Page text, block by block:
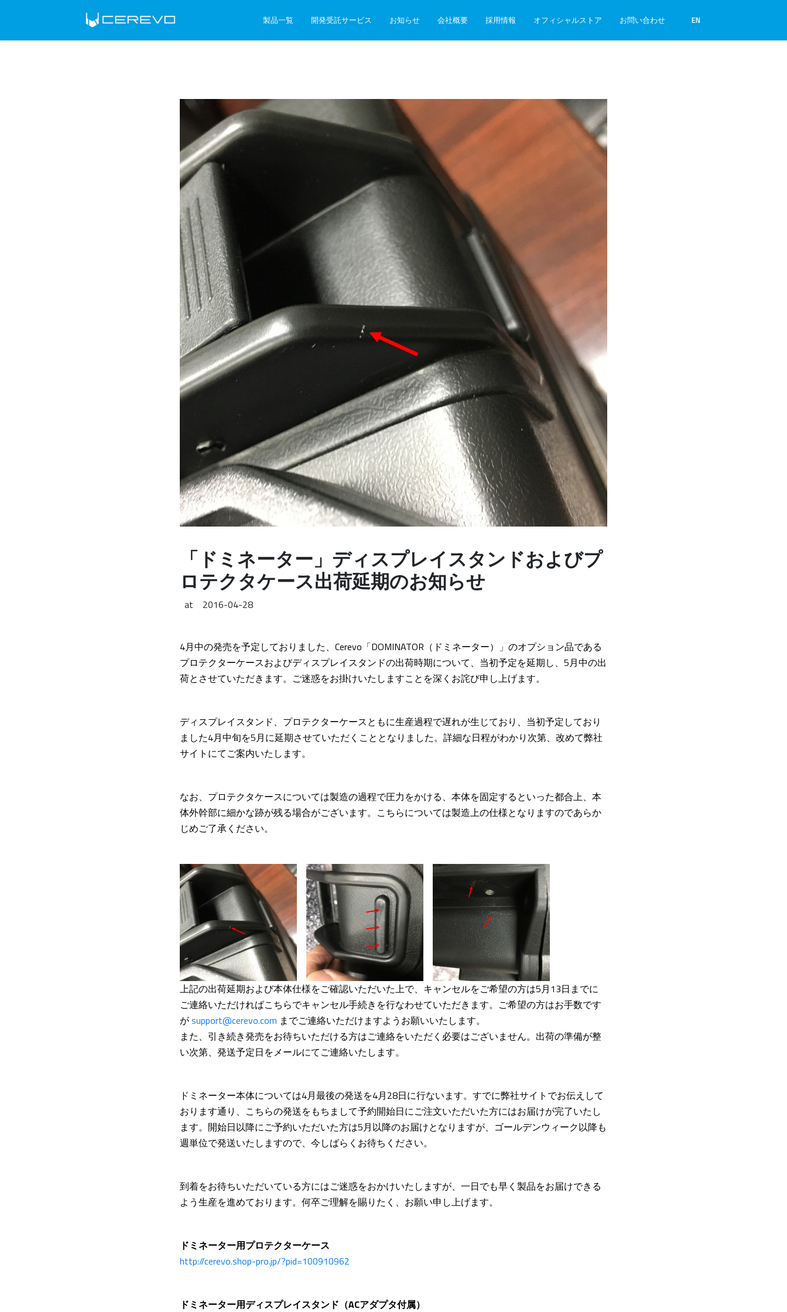
製品一覧 開発受託サービス お知らせ 会社概要 採用情報 オフィシャルストア お問い合わせ EN
「ドミネーター」ディスプレイスタンドおよびプ
ロテクタケース出荷延期のお知らせ
at 2016-04-28
4月中の発売を予定しておりました、Cerevo「DOMINATOR（ドミネーター）」のオプション品である
プロテクターケースおよびディスプレイスタンドの出荷時期について、当初予定を延期し、5月中の出
荷とさせていただきます。ご迷惑をお掛けいたしますことを深くお詫び申し上げます。
ディスプレイスタンド、プロテクターケースともに生産過程で遅れが生じており、当初予定しており
ました4月中旬を5月に延期させていただくこととなりました。詳細な日程がわかり次第、改めて弊社
サイトにてご案内いたします。
なお、プロテクタケースについては製造の過程で圧力をかける、本体を固定するといった都合上、本
体外幹部に細かな跡が残る場合がございます。こちらについては製造上の仕様となりますのであらか
じめご了承ください。
上記の出荷延期および本体仕様をご確認いただいた上で、キャンセルをご希望の方は5月13日までに
ご連絡いただければこちらでキャンセル手続きを行なわせていただきます。ご希望の方はお手数です
がsupport@cerevo.com までご連絡いただけますようお願いいたします。
また、引き続き発売をお待ちいただける方はご連絡をいただく必要はございません。出荷の準備が整
い次第、発送予定日をメールにてご連絡いたします。
ドミネーター本体については4月最後の発送を4月28日に行ないます。すでに弊社サイトでお伝えして
おります通り、こちらの発送をもちまして予約開始日にご注文いただいた方にはお届けが完了いたし
ます。開始日以降にご予約いただいた方は5月以降のお届けとなりますが、ゴールデンウィーク以降も
週単位で発送いたしますので、今しばらくお待ちください。
到着をお待ちいただいている方にはご迷惑をおかけいたしますが、一日でも早く製品をお届けできる
よう生産を進めております。何卒ご理解を賜りたく、お願い申し上げます。
ドミネーター用プロテクターケース
http://cerevo.shop-pro.jp/?pid=100910962
ドミネーター用ディスプレイスタンド（ACアダプタ付属）